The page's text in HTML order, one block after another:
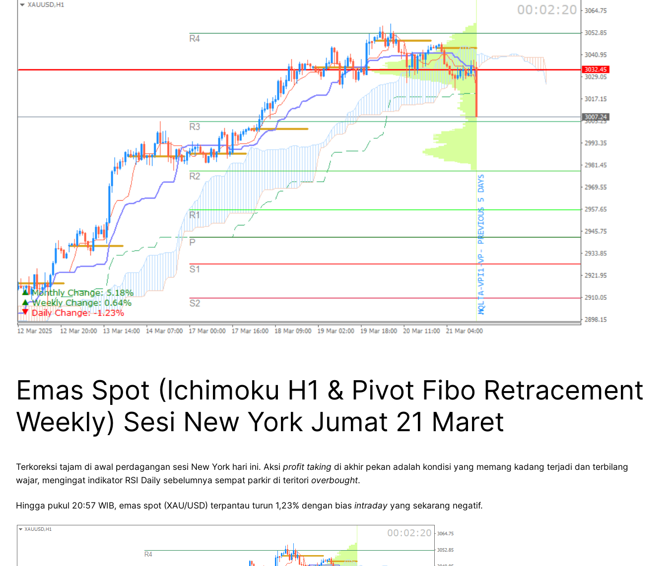
Emas Spot (Ichimoku H1 & Pivot Fibo Retracement
Weekly) Sesi New York Jumat 21 Maret
Terkoreksi tajam di awal perdagangan sesi New York hari ini. Aksi profit taking di akhir pekan adalah kondisi yang memang kadang terjadi dan terbilang
wajar, mengingat indikator RSI Daily sebelumnya sempat parkir di teritori overbought.
Hingga pukul 20:57 WIB, emas spot (XAU/USD) terpantau turun 1,23% dengan bias intraday yang sekarang negatif.